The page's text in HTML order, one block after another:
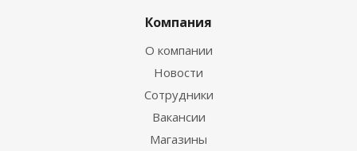
Компания
О компании
Новости
Сотрудники
Вакансии
Магазины